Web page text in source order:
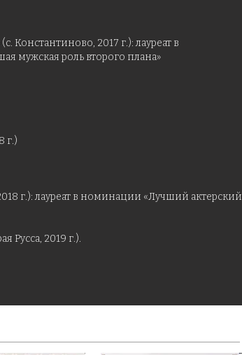
Константиново, 2017 г.): лауреат в
мужская роль второго плана»
г.)
г.): лауреат в номинации «Лучший актерский
Русса, 2019 г.).